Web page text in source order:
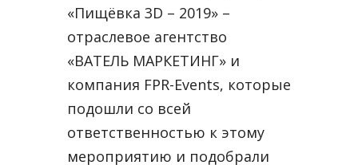
«Пищёвка 3D – 2019» –
отраслевое агентство
«ВАТЕЛЬ МАРКЕТИНГ» и
компания FPR-Events, которые
подошли со всей
ответственностью к этому
мероприятию и подобрали